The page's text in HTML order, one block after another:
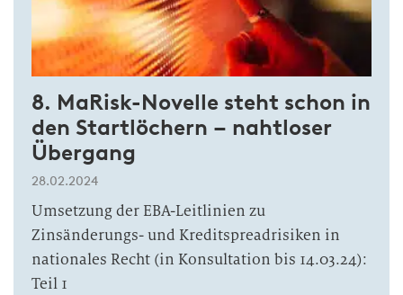
8. MaRisk-Novelle steht schon in
den Startlöchern – nahtloser
Übergang
28.02.2024
Umsetzung der EBA-Leitlinien zu
Zinsänderungs- und Kreditspreadrisiken in
nationales Recht (in Konsultation bis 14.03.24):
Teil 1